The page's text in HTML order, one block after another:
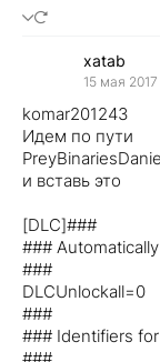
xatab
15 мая
komar201243
Идем по пути
и вставь это
[DLC]###
###
###
DLCUnlockall=0
###
### Identifiers